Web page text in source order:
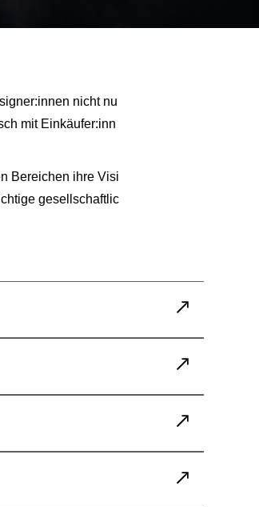
nicht nu
mit Einkäufer:inn
Bereichen ihre Visi
gesellschaftlic